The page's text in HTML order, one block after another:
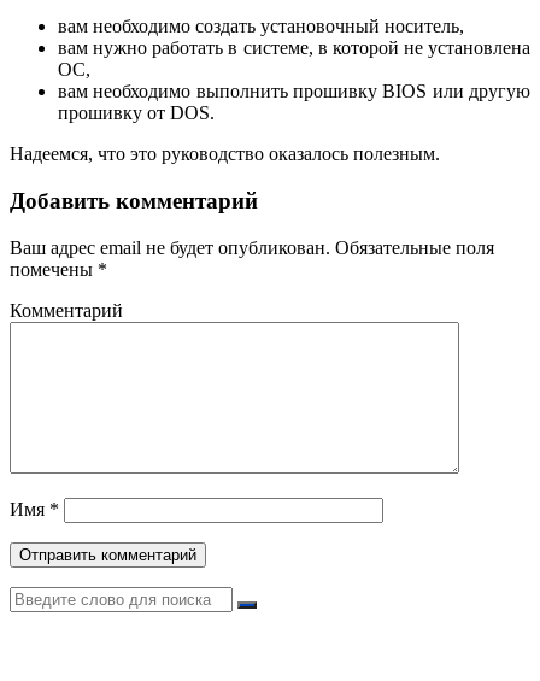
вам необходимо создать установочный носитель,
вам нужно работать в системе, в которой не установлена
ОС,
вам необходимо выполнить прошивку BIOS или другую
прошивку от DOS.
Надеемся, что это руководство оказалось полезным.
Добавить комментарий
Ваш адрес email не будет опубликован. Обязательные поля
помечены *
Комментарий
Имя *